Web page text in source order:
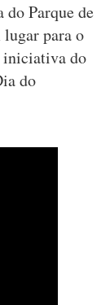
Parque de
lugar para o
iniciativa do
do